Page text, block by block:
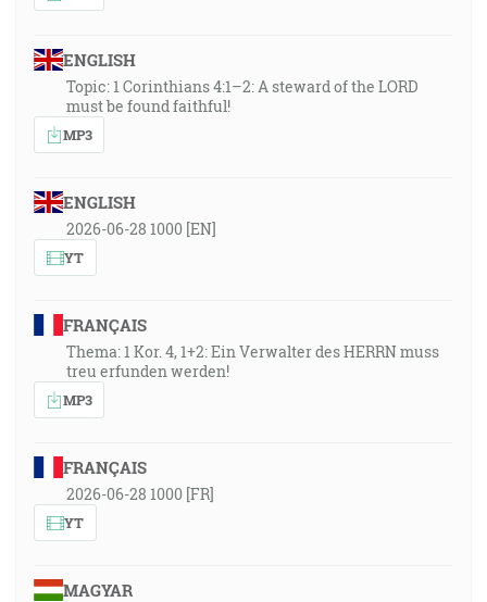
ENGLISH
Topic: 1 Corinthians 4:1–2: A steward of the LORD
must be found faithful!
MP3
ENGLISH
2026-06-28 1000 [EN]
YT
FRANÇAIS
Thema: 1 Kor. 4, 1+2: Ein Verwalter des HERRN muss
treu erfunden werden!
MP3
FRANÇAIS
2026-06-28 1000 [FR]
YT
MAGYAR